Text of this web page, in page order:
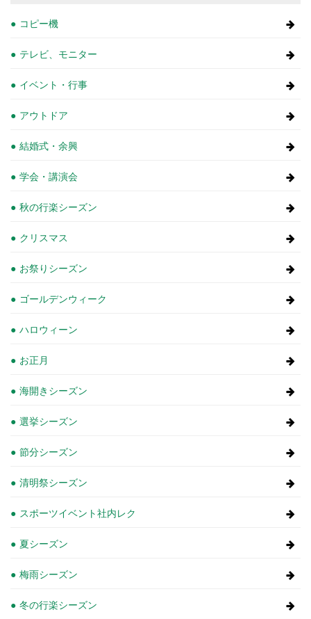
コピー機
テレビ、モニター
イベント・行事
アウトドア
結婚式・余興
学会・講演会
秋の行楽シーズン
クリスマス
お祭りシーズン
ゴールデンウィーク
ハロウィーン
お正月
海開きシーズン
選挙シーズン
節分シーズン
清明祭シーズン
スポーツイベント社内レク
夏シーズン
梅雨シーズン
冬の行楽シーズン